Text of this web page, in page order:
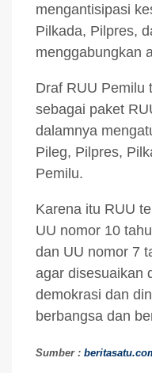
mengantisipasi
Pilkada, Pilpres,
menggabungkan
Draf RUU Pemilu
sebagai paket
dalamnya
Pileg, Pilpres,
Pemilu.
Karena itu RUU
UU nomor 10
dan UU nomor 7
agar disesuaikan
demokrasi dan
berbangsa dan
Sumber :